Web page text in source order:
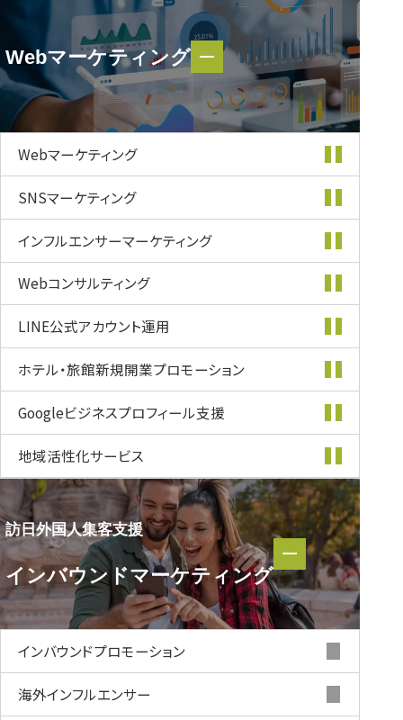
Webマーケティング
Webマーケティング
Webマーケティング
SNSマーケティング
インフルエンサーマーケティング
Webコンサルティング
LINE公式アカウント運用
ホテル・旅館新規開業プロモーション
Googleビジネスプロフィール支援
地域活性化サービス
訪日外国人集客支援
インバウンド
マーケティング
訪日外国人集客支援
インバウンドマーケティング
インバウンドプロモーション
海外インフルエンサー